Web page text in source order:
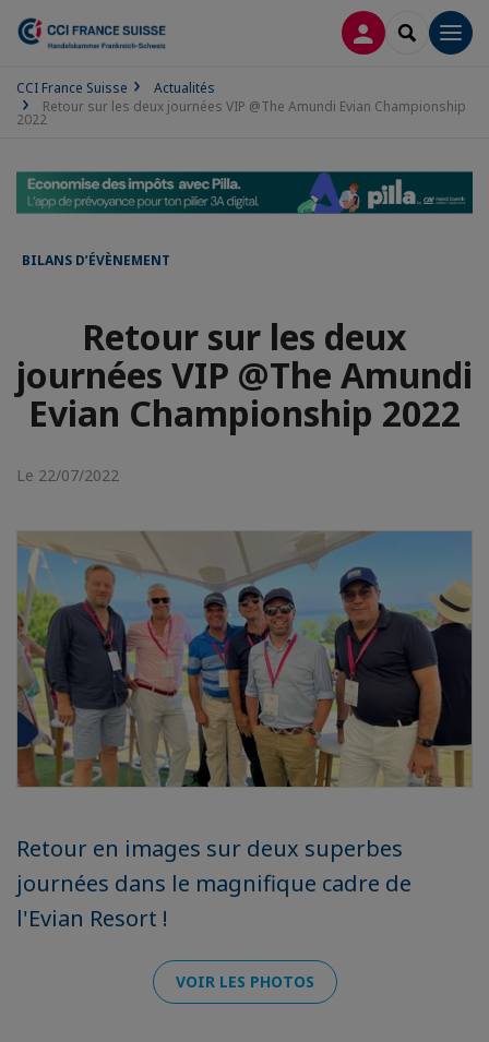
CONNEXION
CCI France Suisse
Actualités
Retour sur les deux journées VIP @The Amundi Evian Championship
2022
BILANS D’ÉVÈNEMENT
Retour sur les deux
journées VIP @The Amundi
Evian Championship 2022
Le 22/07/2022
Retour en images sur deux superbes
journées dans le magnifique cadre de
l'Evian Resort !
VOIR LES PHOTOS